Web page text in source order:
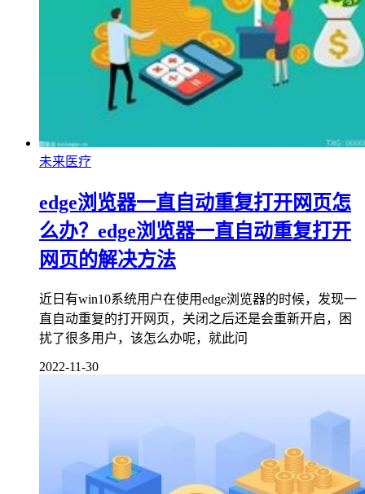
未来医疗
edge浏览器一直自动重复打开网页怎
么办？edge浏览器一直自动重复打开
网页的解决方法
近日有win10系统用户在使用edge浏览器的时候，发现一
直自动重复的打开网页，关闭之后还是会重新开启，困
扰了很多用户，该怎么办呢，就此问
2022-11-30